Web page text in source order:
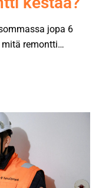
jopa 6
remontti